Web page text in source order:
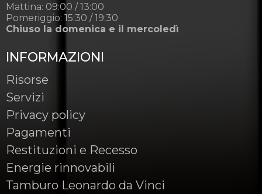
Mattina: 09:00 / 13:00
Pomeriggio: 15:30 / 19:30
Chiuso la domenica e il mercoledì
INFORMAZIONI
Risorse
Servizi
Privacy policy
Pagamenti
Restituzioni e Recesso
Energie rinnovabili
Tamburo Leonardo da Vinci